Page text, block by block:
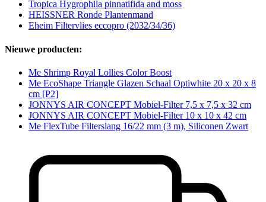
Tropica Hygrophila pinnatifida and moss
HEISSNER Ronde Plantenmand
Eheim Filtervlies eccopro (2032/34/36)
Nieuwe producten:
Me Shrimp Royal Lollies Color Boost
Me EcoShape Triangle Glazen Schaal Optiwhite 20 x 20 x 8
cm [P2]
JONNYS AIR CONCEPT Mobiel-Filter 7,5 x 7,5 x 32 cm
JONNYS AIR CONCEPT Mobiel-Filter 10 x 10 x 42 cm
Me FlexTube Filterslang 16/22 mm (3 m), Siliconen Zwart